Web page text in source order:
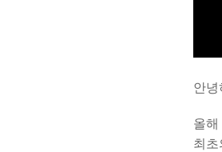
안녕
올해
최초